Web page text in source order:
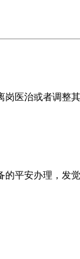
医治或者调整
平安办理，发